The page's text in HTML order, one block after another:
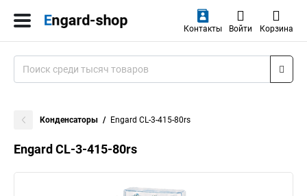
Контакты Войти Корзина
Конденсаторы Engard CL-3-415-80rs
Engard CL-3-415-80rs